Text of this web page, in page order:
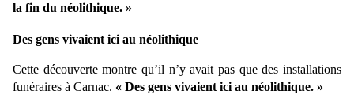
la fin du néolithique. »
Des gens vivaient ici au néolithique
Cette découverte montre qu’il n’y avait pas que des installations
funéraires à Carnac. « Des gens vivaient ici au néolithique. »